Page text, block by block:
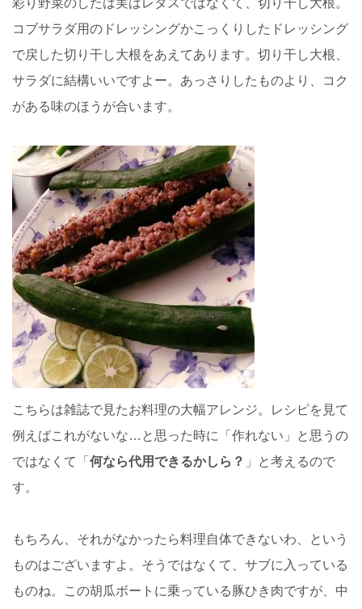
彩り野菜のしたは実はレタスではなくて、切り干し大根。
コブサラダ用のドレッシングかこっくりしたドレッシング
で戻した切り干し大根をあえてあります。切り干し大根、
サラダに結構いいですよー。あっさりしたものより、コク
がある味のほうが合います。
こちらは雑誌で見たお料理の大幅アレンジ。レシピを見て
例えばこれがないな…と思った時に「作れない」と思うの
ではなくて「 何なら代用できるかしら？ 」と考えるので
す。
もちろん、それがなかったら料理自体できないわ、という
ものはございますよ。そうではなくて、サブに入っている
ものね。この胡瓜ボートに乗っている豚ひき肉ですが、中